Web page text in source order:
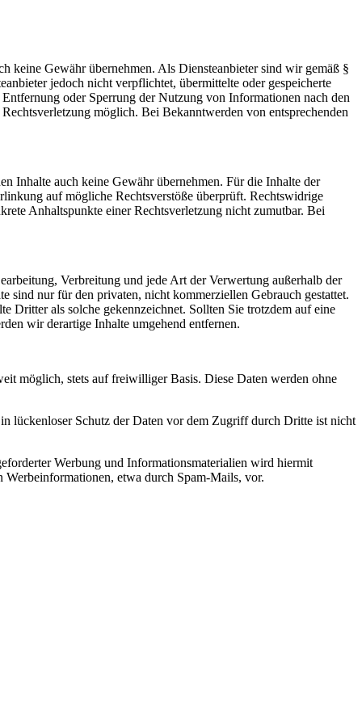
Gewähr übernehmen. Als Diensteanbieter sind wir gemäß §
jedoch nicht verpflichtet, übermittelte oder gespeicherte
oder Sperrung der Nutzung von Informationen nach den
möglich. Bei Bekanntwerden von entsprechenden
Inhalte auch keine Gewähr übernehmen. Für die Inhalte der
auf mögliche Rechtsverstöße überprüft. Rechtswidrige
Anhaltspunkte einer Rechtsverletzung nicht zumutbar. Bei
Verbreitung und jede Art der Verwertung außerhalb der
sind nur für den privaten, nicht kommerziellen Gebrauch gestattet.
Dritter als solche gekennzeichnet. Sollten Sie trotzdem auf eine
wir derartige Inhalte umgehend entfernen.
möglich, stets auf freiwilliger Basis. Diese Daten werden ohne
lückenloser Schutz der Daten vor dem Zugriff durch Dritte ist nicht
Werbung und Informationsmaterialien wird hiermit
etwa durch Spam-Mails, vor.